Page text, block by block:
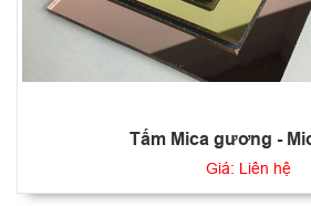
Tấm Mica gương -
Giá: Liên hệ